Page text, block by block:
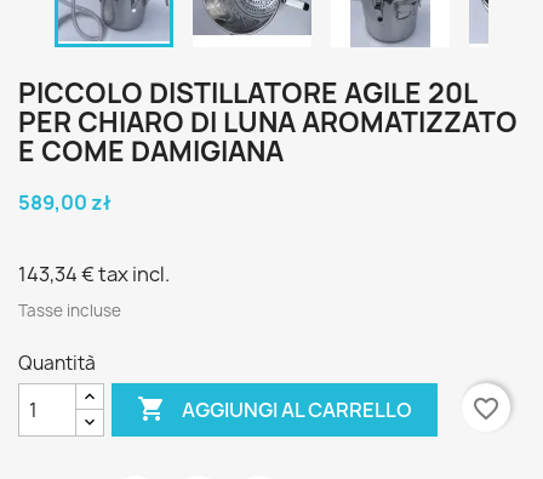
PICCOLO DISTILLATORE AGILE 20L
PER CHIARO DI LUNA AROMATIZZATO
E COME DAMIGIANA
589,00 zł
143,34 €tax incl.
Tasse incluse
Quantità
 AGGIUNGI AL CARRELLO favorite_border